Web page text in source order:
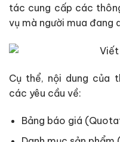
tác cung cấp các
vụ mà người mua đang
Cụ thể, nội dung của
các yêu cầu về:
Bảng báo giá